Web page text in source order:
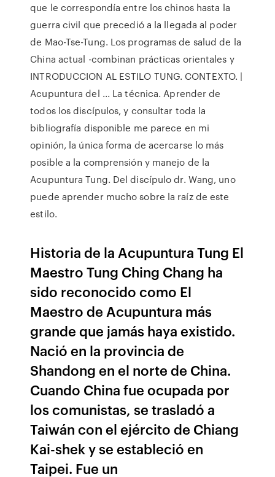
que le correspondía entre los chinos hasta la
guerra civil que precedió a la llegada al poder
de Mao-Tse-Tung. Los programas de salud de la
China actual -combinan prácticas orientales y
INTRODUCCION AL ESTILO TUNG. CONTEXTO. |
Acupuntura del ... La técnica. Aprender de
todos los discípulos, y consultar toda la
bibliografía disponible me parece en mi
opinión, la única forma de acercarse lo más
posible a la comprensión y manejo de la
Acupuntura Tung. Del discípulo dr. Wang, uno
puede aprender mucho sobre la raíz de este
estilo.
Historia de la Acupuntura Tung El
Maestro Tung Ching Chang ha
sido reconocido como El
Maestro de Acupuntura más
grande que jamás haya existido.
Nació en la provincia de
Shandong en el norte de China.
Cuando China fue ocupada por
los comunistas, se trasladó a
Taiwán con el ejército de Chiang
Kai-shek y se estableció en
Taipei. Fue un